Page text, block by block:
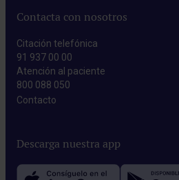
Contacta con nosotros
Citación telefónica
91 937 00 00
Atención al paciente
800 088 050
Contacto​
Descarga nuestra app